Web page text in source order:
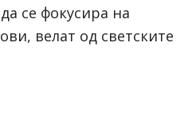
се фокусира на
велат од светските